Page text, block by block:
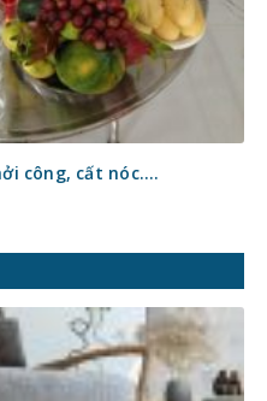
công, cất nóc….